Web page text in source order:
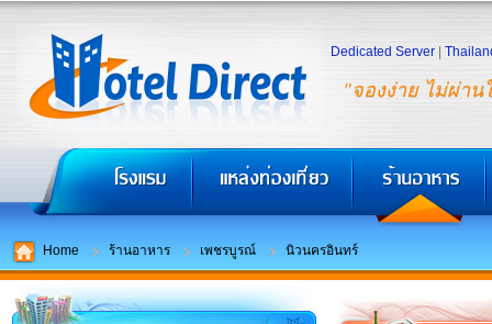
"จองง่าย ไม่ผ่าน
Dedicated Server
Home ร้านอาหาร เพชรบูรณ์ นิวนครอินทร์